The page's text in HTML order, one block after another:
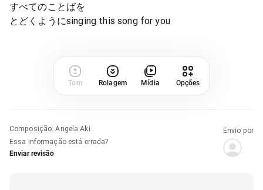
すべてのことばを
とどくようにsinging this song for you
Tom Rolagem Mídia Opções
Composição:Angela Aki
Essa informação está errada?
Enviar revisão
Envio por